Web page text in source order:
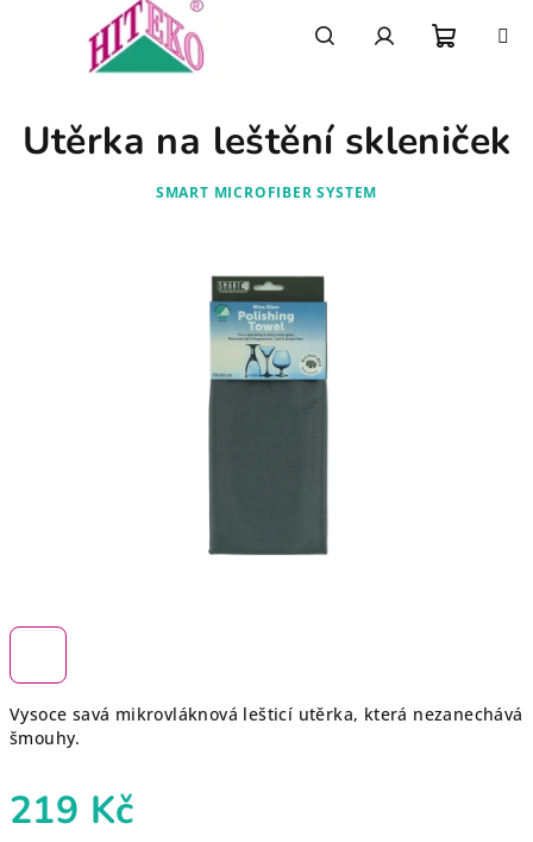
košík
Vysoce savá mikrovláknová lešticí utěrka, která nezanechává
šmouhy.
219 Kč
Utěrka na leštění skleniček
SMART MICROFIBER SYSTEM